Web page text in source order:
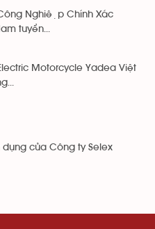
Nghiệp Chính Xác
tuyển...
Motorcycle Yadea Việt
dụng của Công ty Selex